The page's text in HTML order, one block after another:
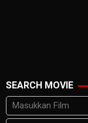
SEARCH MOVIE